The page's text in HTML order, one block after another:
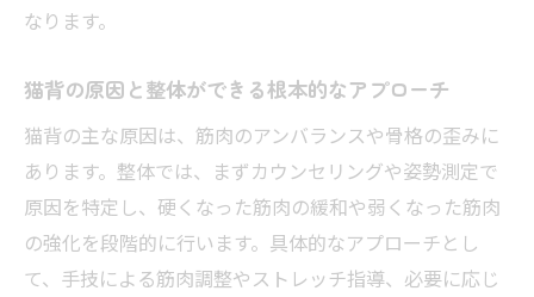
整体選びで確認すべき猫背矯正の専門性と
実績
整体院の雰囲気や通いやすさも猫背改善の
鍵
猫背矯正に強い整体院を選ぶための比較ポ
イント
なります。
猫背の原因と整体ができる根本的なアプローチ
猫背の主な原因は、筋肉のアンバランスや骨格の歪みに
あります。整体では、まずカウンセリングや姿勢測定で
原因を特定し、硬くなった筋肉の緩和や弱くなった筋肉
の強化を段階的に行います。具体的なアプローチとし
て、手技による筋肉調整やストレッチ指導、必要に応じ